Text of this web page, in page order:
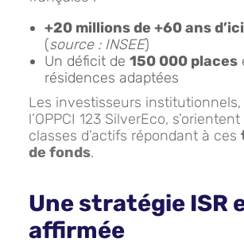
+20 millions de +60 ans
(source : INSEE)
Un déficit de 150 000 places
résidences adaptées
Les investisseurs
l’OPPCI 123 SilverEco,
classes d’actifs répondant à ces
de fonds.
Une stratégie ISR
affirmée